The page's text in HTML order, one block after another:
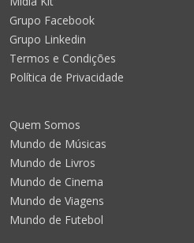
Grupo Facebook
Grupo Linkedin
Termos e Condições
Política de Privacidade
Quem Somos
Mundo de Músicas
Mundo de Livros
Mundo de Cinema
Mundo de Viagens
Mundo de Futebol